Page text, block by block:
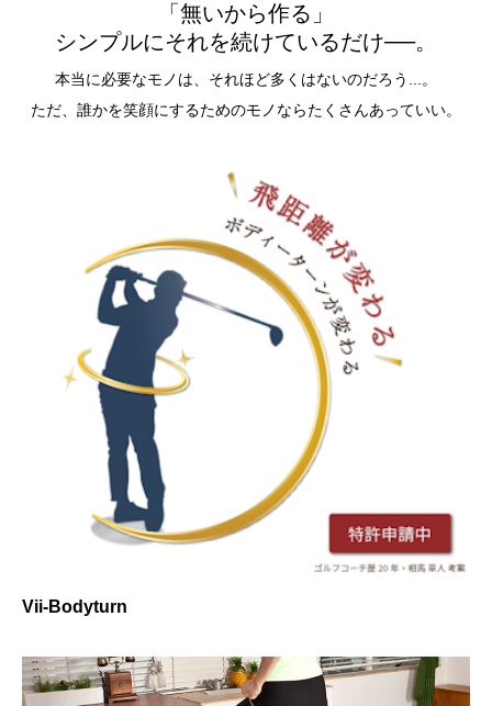
「無いから作る」
シンプルにそれを続けているだけ──。
本当に必要なモノは、それほど多くはないのだろう...。
ただ、誰かを笑顔にするためのモノならたくさんあっていい。
Vii-Bodyturn